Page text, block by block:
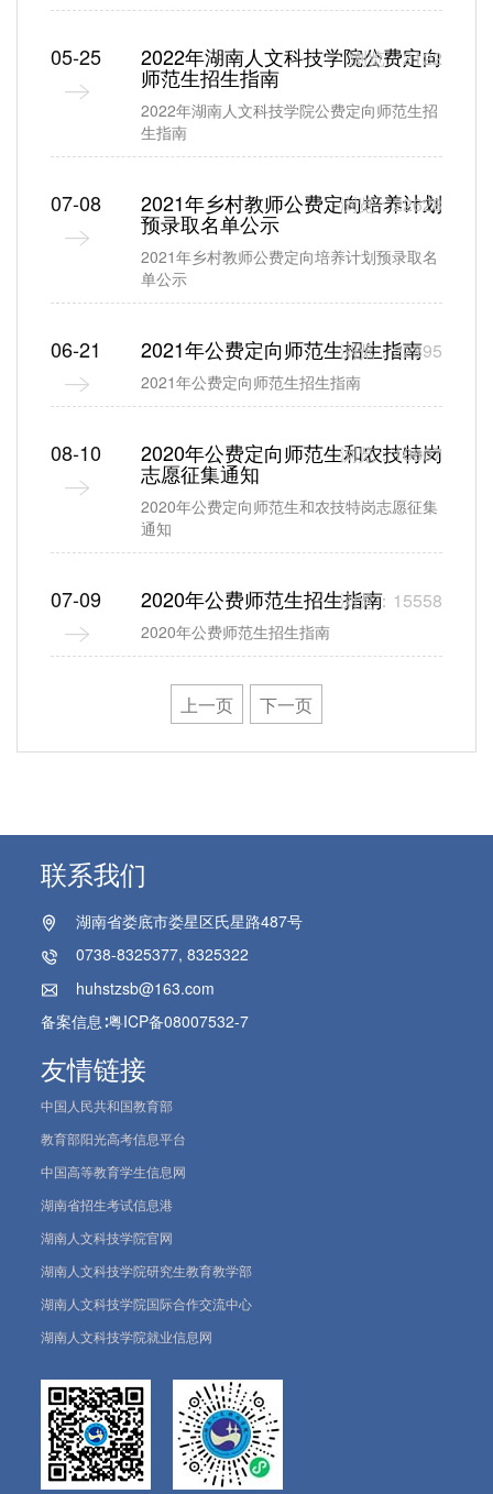
2022年湖南人文科技学院公费定向
师范生招生指南
浏览：2122
2022年湖南人文科技学院公费定向师范生招
生指南
05-25
2021年乡村教师公费定向培养计划
预录取名单公示
浏览：22628
2021年乡村教师公费定向培养计划预录取名
单公示
07-08
2021年公费定向师范生招生指南
浏览：22895
2021年公费定向师范生招生指南
06-21
2020年公费定向师范生和农技特岗
志愿征集通知
浏览：10807
2020年公费定向师范生和农技特岗志愿征集
通知
08-10
2020年公费师范生招生指南浏览：15558
2020年公费师范生招生指南
07-09
上一页 下一页
联系我们
湖南省娄底市娄星区氏星路487号
0738-8325377, 8325322
huhstzsb@163.com
备案信息∶粤ICP备08007532-7
友情链接
中国人民共和国教育部
教育部阳光高考信息平台
中国高等教育学生信息网
湖南省招生考试信息港
湖南人文科技学院官网
湖南人文科技学院研究生教育教学部
湖南人文科技学院国际合作交流中心
湖南人文科技学院就业信息网